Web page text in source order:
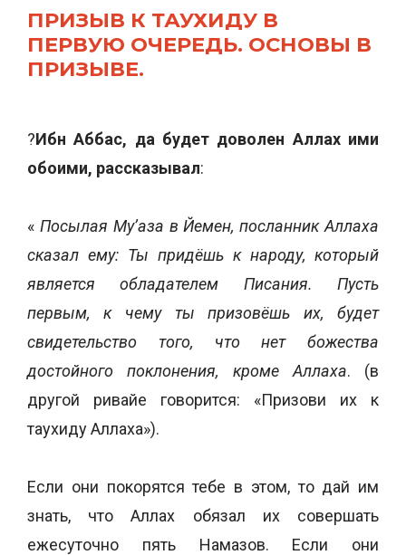
ПРИЗЫВ К ТАУХИДУ В
ПЕРВУЮ ОЧЕРЕДЬ. ОСНОВЫ В
ПРИЗЫВЕ.
?Ибн Аббас, да будет доволен Аллах ими
обоими, рассказывал:
« Посылая Му’аза в Йемен, посланник Аллаха
сказал ему: Ты придёшь к народу, который
является обладателем Писания. Пусть
первым, к чему ты призовёшь их, будет
свидетельство того, что нет божества
достойного поклонения, кроме Аллаха. (в
другой ривайе говорится: «Призови их к
таухиду Аллаха»).
Если они покорятся тебе в этом, то дай им
знать, что Аллах обязал их совершать
ежесуточно пять Намазов. Если они